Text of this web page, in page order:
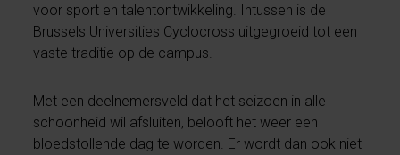
voor sport en talentontwikkeling. Intussen is de
Brussels Universities Cyclocross uitgegroeid tot een
vaste traditie op de campus.
Met een deelnemersveld dat het seizoen in alle
schoonheid wil afsluiten, belooft het weer een
bloedstollende dag te worden. Er wordt dan ook niet